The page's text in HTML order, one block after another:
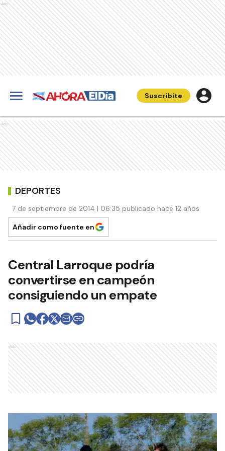
Ads
Suscribite
Ads
DEPORTES
7 de septiembre de 2014 | 06:35 publicado hace 12 años
Añadir como fuente en
Central Larroque podría
convertirse en campeón
consiguiendo un empate
Ads